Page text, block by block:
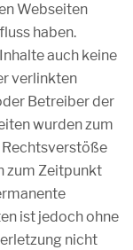
Webseiten
haben.
auch keine
verlinkten
Betreiber der
wurden zum
zum Zeitpunkt
ist jedoch ohne
nicht